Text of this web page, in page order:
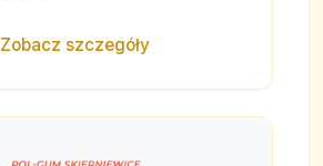
Zobacz szczegóły